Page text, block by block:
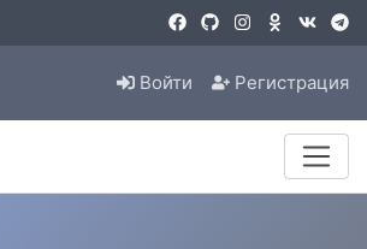
Войти Регистрация